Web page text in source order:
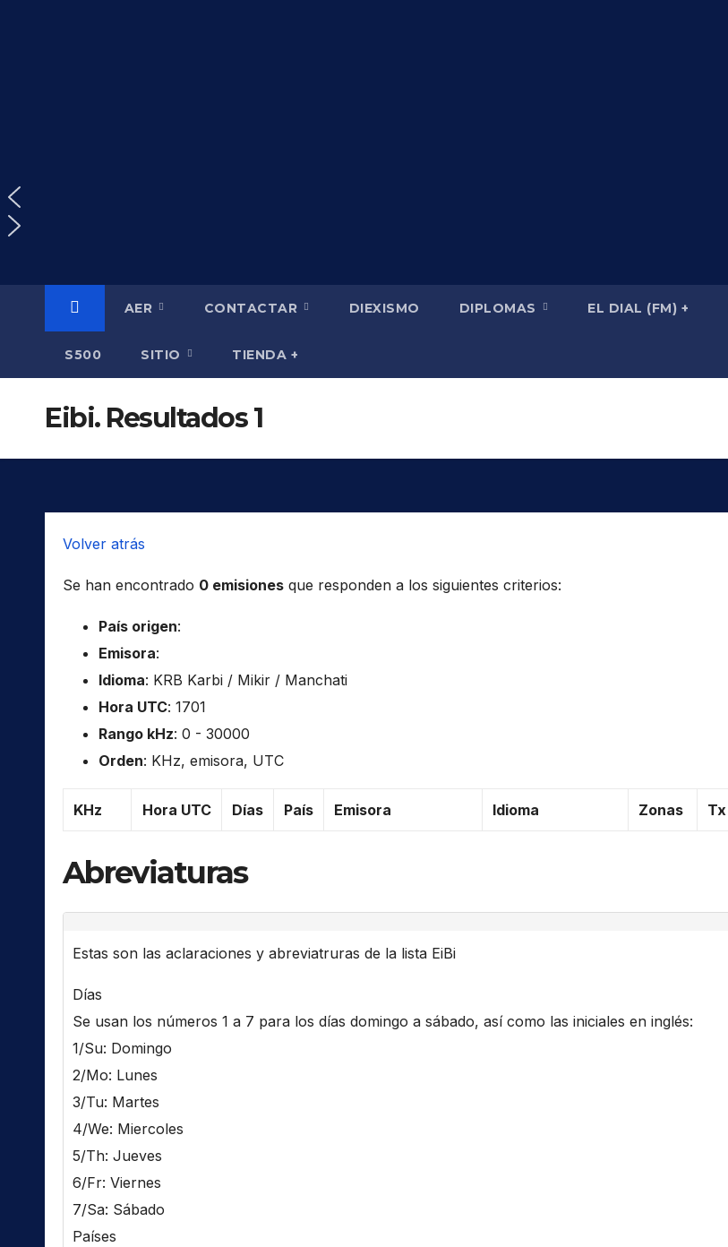
AER CONTACTAR DIEXISMO DIPLOMAS EL DIAL (FM) +
S500 SITIO TIENDA +
Eibi. Resultados 1
Volver atrás
Se han encontrado 0 emisiones que responden a los siguientes criterios:
País origen:
Emisora:
Idioma: KRB Karbi / Mikir / Manchati
Hora UTC: 1701
Rango kHz: 0 - 30000
Orden: KHz, emisora, UTC
KHz Hora UTC Días País Emisora Idioma Zonas Tx
Abreviaturas
Estas son las aclaraciones y abreviatruras de la lista EiBi
Días
Se usan los números 1 a 7 para los días domingo a sábado, así como las iniciales en inglés:
1/Su: Domingo
2/Mo: Lunes
3/Tu: Martes
4/We: Miercoles
5/Th: Jueves
6/Fr: Viernes
7/Sa: Sábado
Países